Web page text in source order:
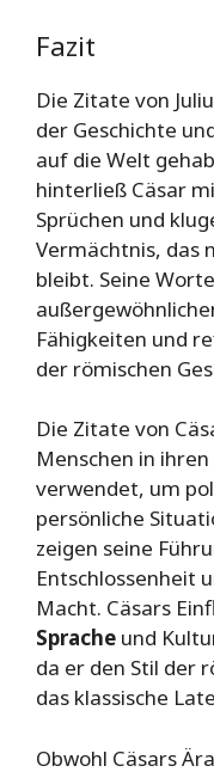
Fazit
Die Zitate von
der Geschichte
auf die Welt
hinterließ Cäsar
Sprüchen und
Vermächtnis, das
bleibt. Seine
Fähigkeiten und
der römischen
Die Zitate von
Menschen in
verwendet, um
persönliche
zeigen seine
Entschlossenheit
Macht. Cäsars
Sprache und
da er den Stil der
das klassische
Obwohl Cäsars